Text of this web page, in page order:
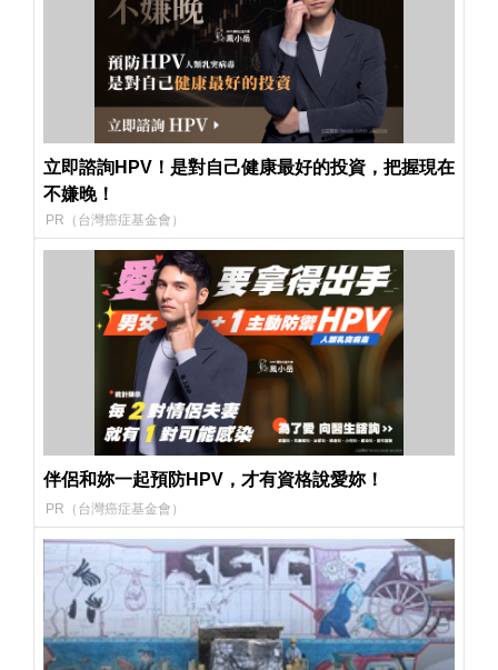
立即諮詢HPV！是對自己健康最好的投資，把握現在
不嫌晚！
PR（台灣癌症基金會）
伴侶和妳一起預防HPV，才有資格說愛妳！
PR（台灣癌症基金會）